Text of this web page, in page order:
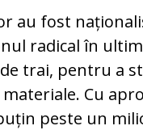
au fost
radical în
trai, pentru a
Cu
peste un